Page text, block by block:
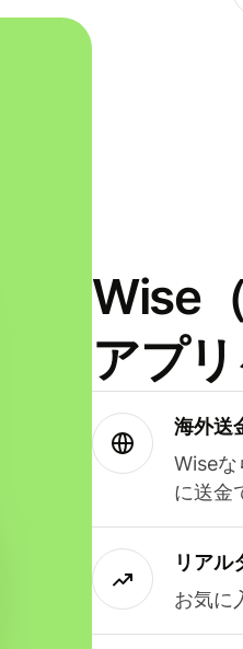
Wise
アプ
海外送
Wiseな
に送金
リアル
お気に